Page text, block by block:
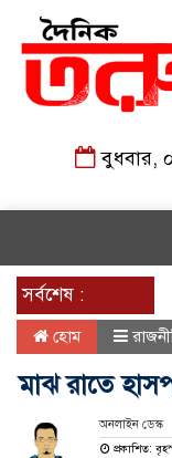
বুধবার,
সর্বশেষ :
হোম
মাঝ রাতে
অনলাইন ডেস্ক
প্রকাশিত: